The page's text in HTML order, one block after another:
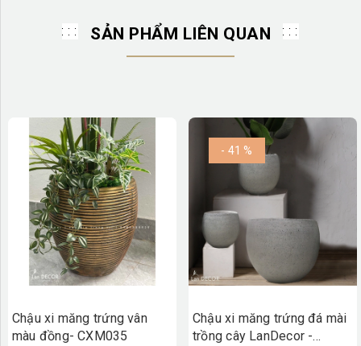
SẢN PHẨM LIÊN QUAN
Chậu xi măng trứng vân
màu đồng- CXM035
- 41 %
Chậu xi măng trứng đá mài
trồng cây LanDecor -